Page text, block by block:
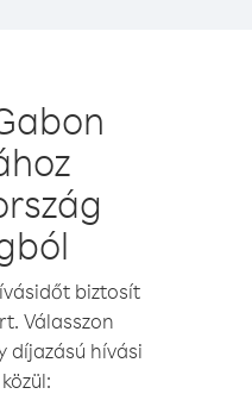
biztosít
Válasszon
díjazású hívási